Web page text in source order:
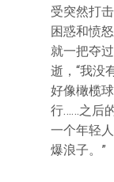
受突然打
困惑和愤
就一把夺
逝，“我没
好像橄榄
行……之后
一个年轻
爆浪子。”